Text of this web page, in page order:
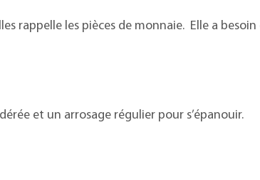
rappelle les pièces de monnaie. Elle a
et un arrosage régulier pour s’épanouir.